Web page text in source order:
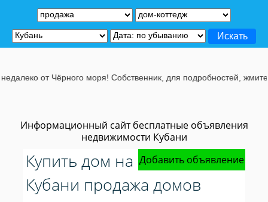
Информационный сайт бесплатные объявления
недвижимости Кубани
Добавить объявление
Купить дом на
Кубани продажа домов
моря! Собственник, для подробностей, жмите на эту строчу.